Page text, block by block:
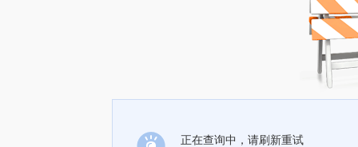
正在查询中，请刷新重试